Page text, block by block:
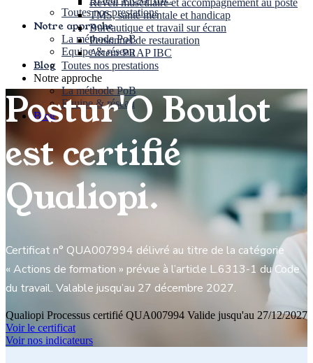
Toutes nos prestations
Notre approche
La méthode PoB
Equipe & réseau
Blog
Réveil musculaire et accompagnement au poste
TMS, santé mentale et handicap
Bureautique et travail sur écran
Personnel de restauration
Acteur PRAP IBC
Toutes nos prestations
Notre approche
La méthode PoB
Equipe & réseau
Blog
Postur'O Boulot
est certifié
Qualiopi.
Certificat n° QUA007994 délivré au titre de la catégorie
« Actions de formation » prévue à l’article L.6313-1 du Code
du travail. Valable jusqu’au 27 décembre 2027.
Qualiopi Processus certifié QUA007994 Valide jusqu'au 27/12/2027
Voir le certificat
Voir nos indicateurs